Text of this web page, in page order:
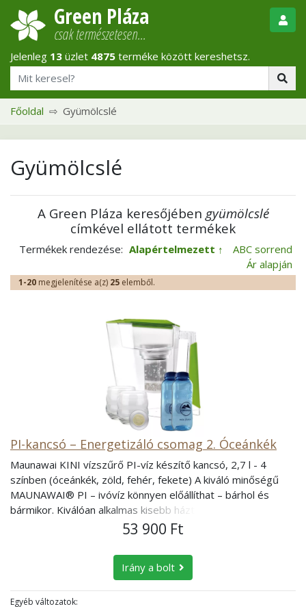
Green Pláza
csak természetesen…
Jelenleg 13 üzlet 4875 terméke között kereshetsz.
Főoldal Gyümölcslé
Gyümölcslé
A Green Pláza keresőjében gyümölcslé
címkével ellátott termékek
Termékek rendezése: Alapértelmezett
ABC sorrend
Ár alapján
1-20 megjelenítése a(z) 25 elemből.
PI-kancsó – Energetizáló csomag 2. Óceánkék
Maunawai KINI vízszűrő PI-víz készítő kancsó, 2,7 l - 4
színben (óceánkék, zöld, fehér, fekete) A kiváló minőségű
MAUNAWAI® PI – ivóvíz könnyen előállíthat – bárhol és
bármikor. Kiválóan alkalmas kisebb háztartások számára,
utazások alkalmával vagy irodai használatra. A
hogy a legjobb formádat tudjad adni. A MAUNAWAI PI-
kancsó nem csak megtisztítja a vizet, de bárhol képes a
rossz ízű, gyakran szennyezett csapvízből az érintetlen
hegyi forrásokéhoz hasonló PI-vizet előállítani. Hawaii
53 900 Ft
Irány a bolt
Egyéb változatok: